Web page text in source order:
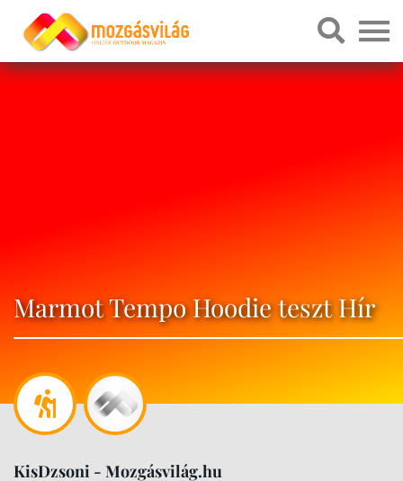
Marmot Tempo Hoodie teszt Hír
KisDzsoni - Mozgásvilág.hu